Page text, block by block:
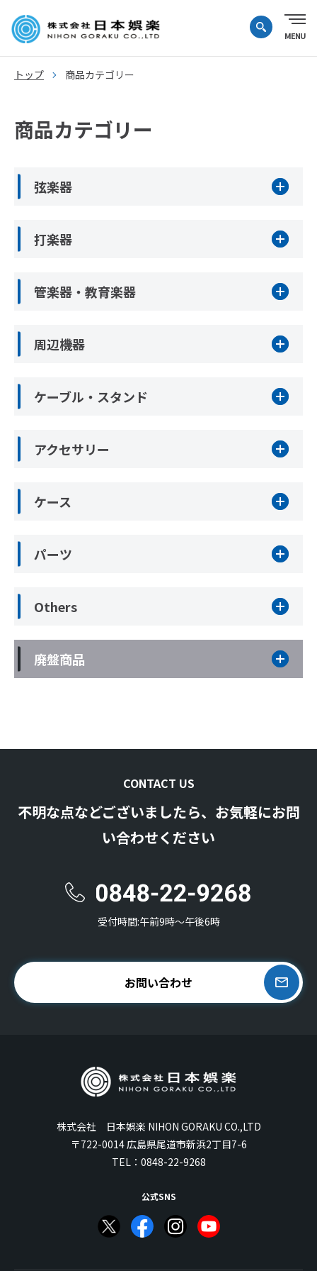
トップ 商品カテゴリー
商品カテゴリー
弦楽器
打楽器
管楽器・教育楽器
周辺機器
ケーブル・スタンド
アクセサリー
ケース
パーツ
Others
廃盤商品
CONTACT US
不明な点などございましたら、お気軽にお問
い合わせください
受付時間:午前9時〜午後6時
お問い合わせ
株式会社 日本娯楽 NIHON GORAKU CO.,LTD
〒722-0014 広島県尾道市新浜2丁目7-6
TEL： 0848-22-9268
公式SNS